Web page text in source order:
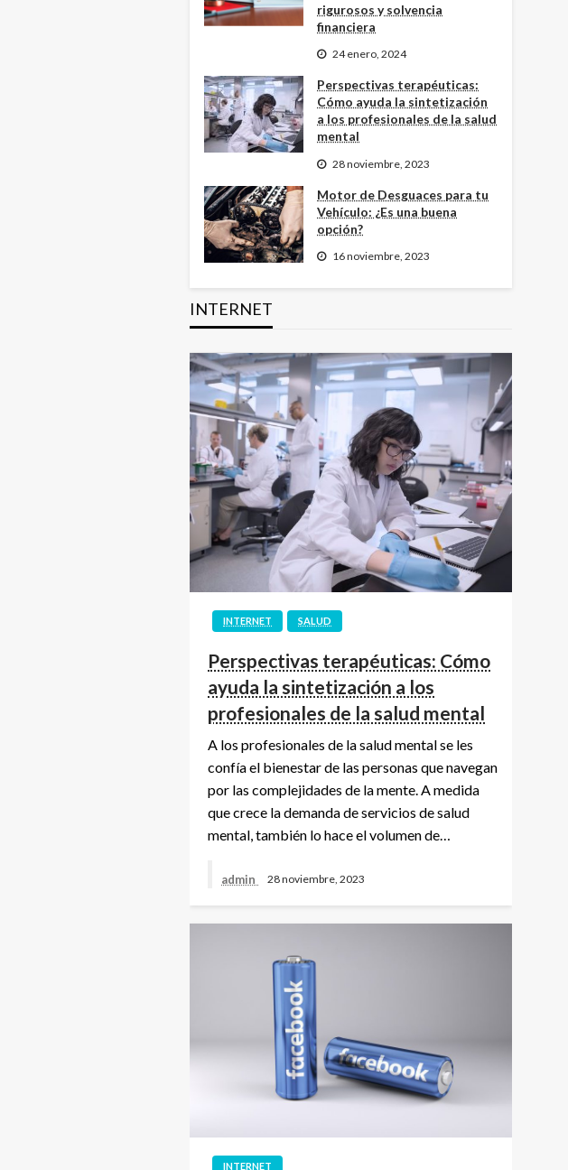
rigurosos y solvencia
financiera
24 enero, 2024
Perspectivas terapéuticas:
Cómo ayuda la sintetización
a los profesionales de la salud
mental
28 noviembre, 2023
Motor de Desguaces para tu
Vehículo: ¿Es una buena
opción?
16 noviembre, 2023
INTERNET
INTERNET SALUD
Perspectivas terapéuticas: Cómo
ayuda la sintetización a los
profesionales de la salud mental
A los profesionales de la salud mental se les
confía el bienestar de las personas que navegan
por las complejidades de la mente. A medida
que crece la demanda de servicios de salud
mental, también lo hace el volumen de…
admin 28 noviembre, 2023
INTERNET